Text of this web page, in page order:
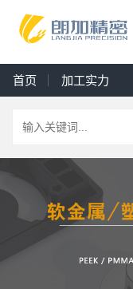
首页 加工实力